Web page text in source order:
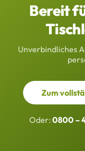
Bereit
Unverbindliches
Zum
Oder: 0800 –